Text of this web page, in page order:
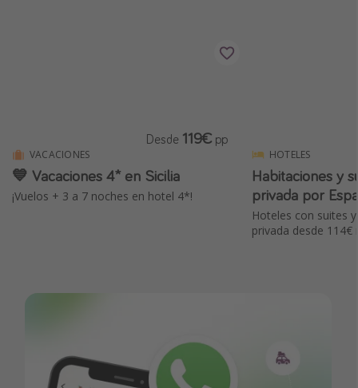
VACACIONES
💙 Vacaciones 4* en Sicilia
¡Vuelos + 3 a 7 noches en hotel 4*!
Desde 119€ pp
HOTELES
Habitaciones y
privada por
Hoteles con suites
privada desde 114€